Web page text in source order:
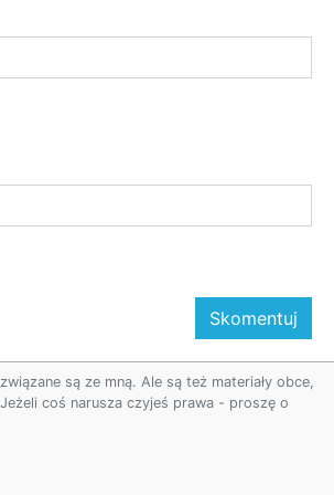
są ze mną. Ale są też materiały obce,
coś narusza czyjeś prawa - proszę o